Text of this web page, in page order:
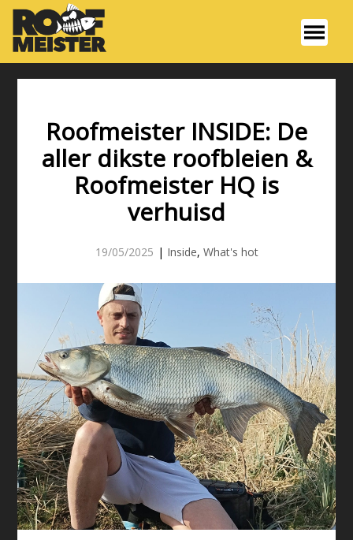
Roofmeister INSIDE: De
aller dikste roofbleien &
Roofmeister HQ is
verhuisd
19/05/2025 | Inside, What's hot